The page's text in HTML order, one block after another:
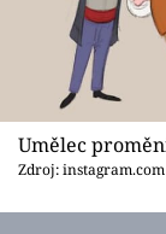
Umělec
Zdroj: